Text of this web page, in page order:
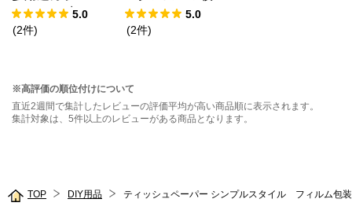
１.６Ｌ 赤さび
5.0
(2件)
ベーシック5.0
(2件)
※高評価の順位付けについて
直近2週間で集計したレビューの評価平均が高い商品順に表示されます。
集計対象は、5件以上のレビューがある商品となります。
TOP DIY用品